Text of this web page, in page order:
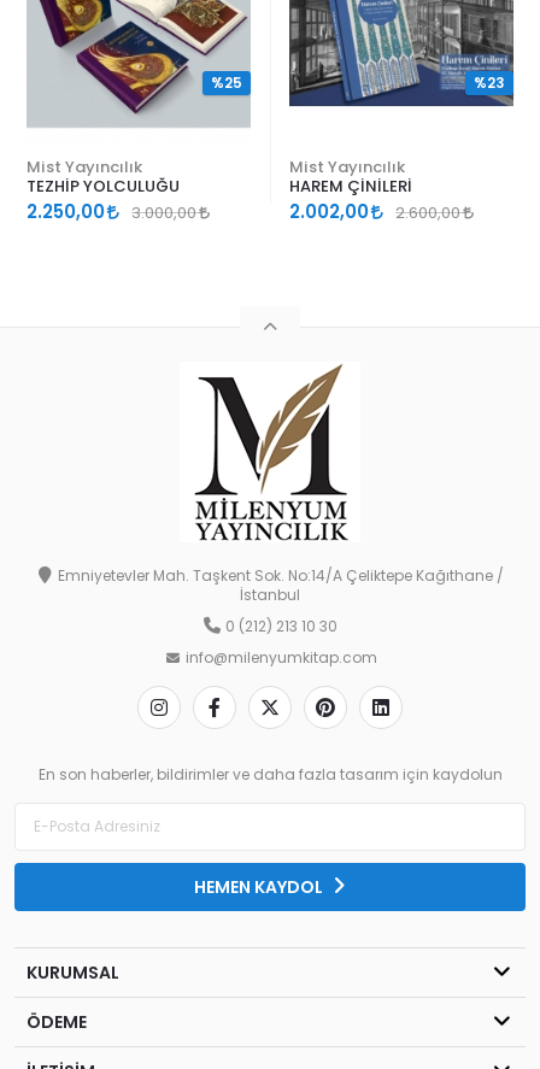
Mist Yayıncılık
TEZHİP YOLCULUĞU
2.250,00 3.000,00
%25
Mist Yayıncılık
HAREM ÇİNİLERİ
2.002,00 2.600,00
%23
Emniyetevler Mah. Taşkent Sok. No:14/A Çeliktepe Kağıthane /
İstanbul
0 (212) 213 10 30
info@milenyumkitap.com
En son haberler, bildirimler ve daha fazla tasarım için kaydolun
HEMEN KAYDOL
KURUMSAL
ÖDEME